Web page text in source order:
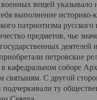
вещей указывало
выполнение
патриотизма
предметов, чье
деятелей
петровские
кафедральном соборе
святыням. С другой
ту